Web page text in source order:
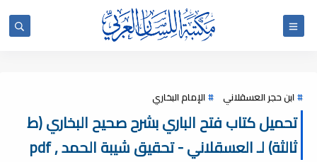
ابن حجر العسقلاني الإمام البخاري
تحميل كتاب فتح الباري بشرح صحيح البخاري (ط
ثالثة) لـ العسقلاني - تحقيق شيبة الحمد , pdf